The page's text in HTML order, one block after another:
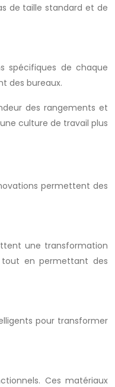
de taille standard et de
spécifiques de chaque
des bureaux.
des rangements et
culture de travail plus
permettent des
une transformation
tout en permettant des
pour transformer
Ces matériaux